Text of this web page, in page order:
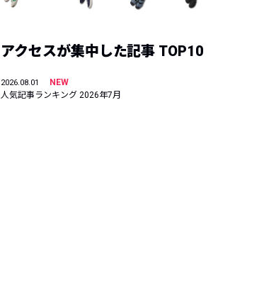
アクセスが集中した記事 TOP10
2026.08.01
NEW
人気記事ランキング 2026年7月